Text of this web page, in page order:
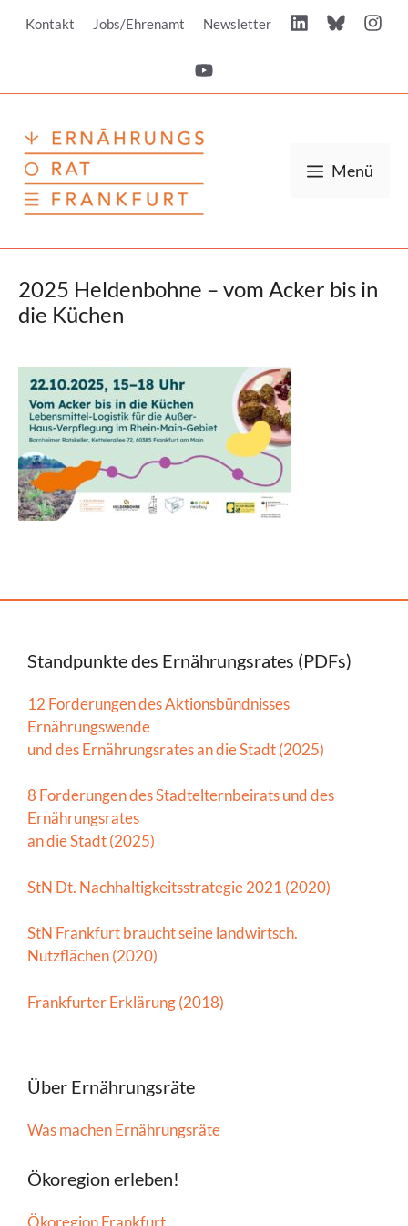
InhaltKontakt Jobs/Ehrenamt Newsletter
Menü
2025 Heldenbohne – vom Acker bis in
die Küchen
Standpunkte des Ernährungsrates (PDFs)
12 Forderungen des Aktionsbündnisses
Ernährungswende
und des Ernährungsrates an die Stadt (2025)
8 Forderungen des Stadtelternbeirats und des
Ernährungsrates
an die Stadt (2025)
StN Dt. Nachhaltigkeitsstrategie 2021 (2020)
StN Frankfurt braucht seine landwirtsch.
Nutzflächen (2020)
Frankfurter Erklärung (2018)
Über Ernährungsräte
Was machen Ernährungsräte
Ökoregion erleben!
Ökoregion Frankfurt